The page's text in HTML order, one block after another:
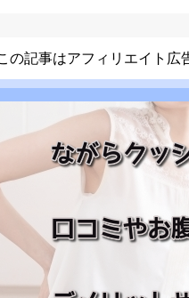
の記事はアフィリエイト広